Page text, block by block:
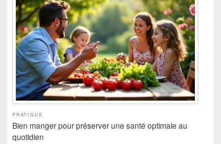
PRATIQUE
Bien manger pour préserver une santé optimale au
quotidien